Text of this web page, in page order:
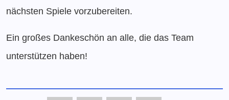
nächsten Spiele vorzubereiten.
Ein großes Dankeschön an alle, die das Team
unterstützen haben!